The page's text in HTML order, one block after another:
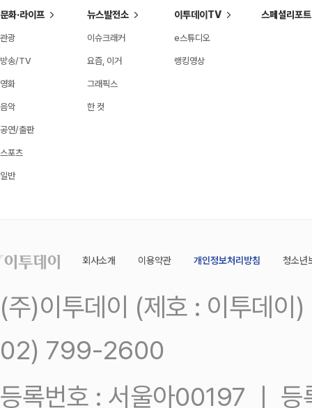
문화·라이프
관광
방송/TV
영화
음악
공연/출판
스포츠
일반
뉴스발전소
이슈크래커
요즘, 이거
그래픽스
한 컷
이투데이TV
e스튜디오
랭킹영상
스페셜리포트
회사소개 이용약관 개인정보처리방침 청소년
(주)이투데이 (제호 : 이투데
02) 799-2600
등록번호 : 서울아00197 ㅣ